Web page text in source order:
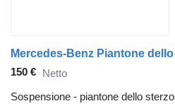
150 € Netto
Sospensione - piantone dello sterzo